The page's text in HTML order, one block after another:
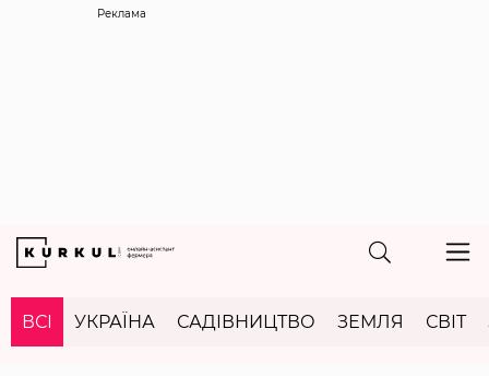
Реклама
ВСІ УКРАЇНА САДІВНИЦТВО ЗЕМЛЯ СВІТ